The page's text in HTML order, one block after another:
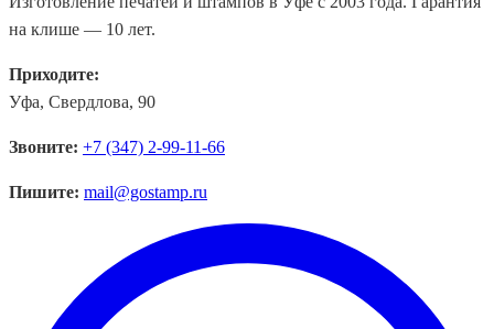
на клише — 10 лет.
Приходите:
Уфа, Свердлова, 90
Звоните: +7 (347) 2-99-11-66
Пишите: mail@gostamp.ru